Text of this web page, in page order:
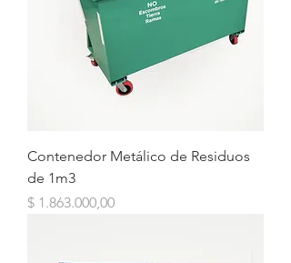
Contenedor Metálico de Residuos
de 1m3
Precio
$ 1.863.000,00